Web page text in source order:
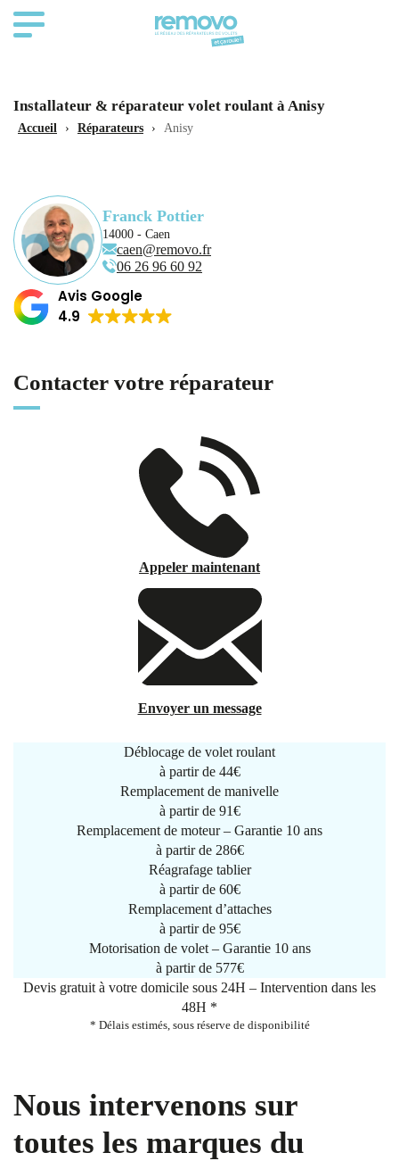
Installateur & réparateur volet roulant à Anisy
Accueil › Réparateurs › Anisy
Franck Pottier
14000 - Caen
caen@removo.fr
06 26 96 60 92
Avis Google
4.9
Contacter votre réparateur
Appeler maintenant
Envoyer un message
Déblocage de volet roulant
à partir de 44€
Remplacement de manivelle
à partir de 91€
Remplacement de moteur – Garantie 10 ans
à partir de 286€
Réagrafage tablier
à partir de 60€
Remplacement d’attaches
à partir de 95€
Motorisation de volet – Garantie 10 ans
à partir de 577€
Devis gratuit à votre domicile sous 24H – Intervention dans les
48H *
* Délais estimés, sous réserve de disponibilité
Nous intervenons sur
toutes les marques du